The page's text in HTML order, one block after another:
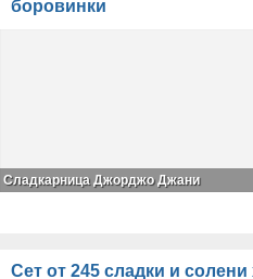
боровинки
Сладкарница Джорджо Джани
Сет от 245 сладки и